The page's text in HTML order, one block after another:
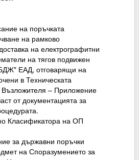
на поръчката
на рамково
на електрографитни
на тягов подвижен
ЕАД, отговарящи на
в Техническата
– Приложение
от документацията за
Класификатора на ОП
за държавни поръчки
на Споразумението за